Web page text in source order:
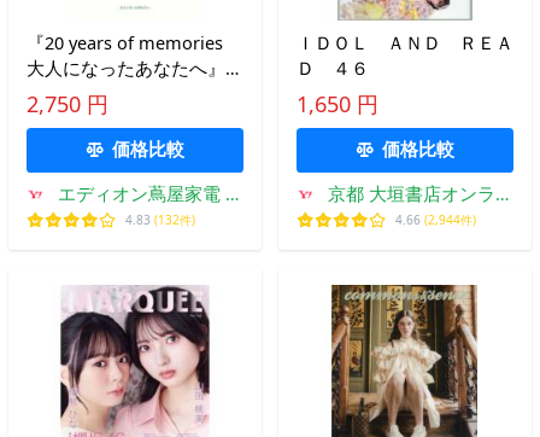
『20 years of memories
大人になったあなたへ』塩
川 いづみ【イラスト】
（グラフィック社）
2,750 円
価格比較
エディオン蔦屋家電 ヤ
フー店
4.83 (132件)
ＩＤＯＬ ＡＮＤ ＲＥＡ
Ｄ ４６
1,650 円
価格比較
京都 大垣書店オンライ
ン
4.66 (2,944件)